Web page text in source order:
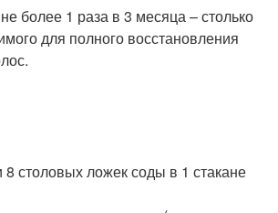
более 1 раза в 3 месяца – столько
для полного восстановления
8 столовых ложек соды в 1 стакане